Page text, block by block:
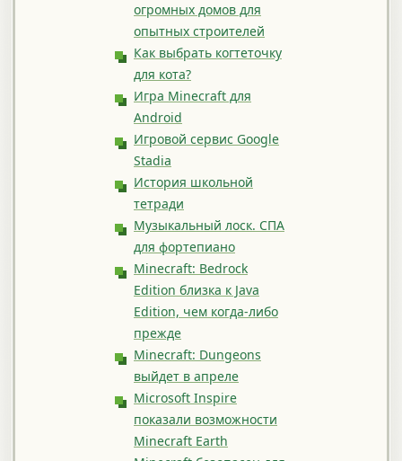
огромных домов для
опытных строителей
Как выбрать когтеточку
для кота?
Игра Minecraft для
Android
Игровой сервис Google
Stadia
История школьной
тетради
Музыкальный лоск. СПА
для фортепиано
Minecraft: Bedrock
Edition близка к Java
Edition, чем когда-либо
прежде
Minecraft: Dungeons
выйдет в апреле
Microsoft Inspire
показали возможности
Minecraft Earth